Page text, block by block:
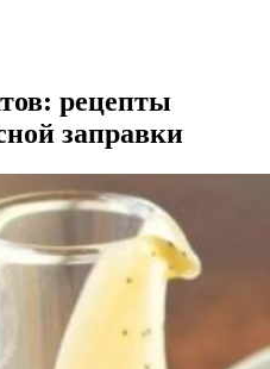
рецепты
заправки